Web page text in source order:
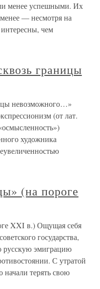
менее успешными. Их
— несмотря на
чем
границы
невозможного…»
(от лат.
художника
(на пороге
XXI в.) Ощущая себя
государства,
русскую эмиграцию
С утратой
начали терять свою